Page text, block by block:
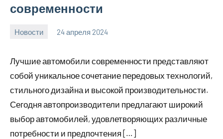
современности
Новости 24 апреля 2024
Лучшие автомобили современности представляют
собой уникальное сочетание передовых технологий,
стильного дизайна и высокой производительности.
Сегодня автопроизводители предлагают широкий
выбор автомобилей, удовлетворяющих различные
потребности и предпочтения […]